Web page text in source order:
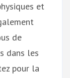
et
de
dans les
pour la